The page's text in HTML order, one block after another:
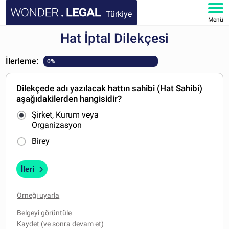
Türkiye
Menü
BELGELER
SSS
HESABIM
Hat İptal Dilekçesi
İlerleme: 0%
Dilekçede adı yazılacak hattın sahibi (Hat Sahibi)
aşağıdakilerden hangisidir?
Şirket, Kurum veya
Organizasyon
Birey
İleri
Örneği uyarla
Belgeyi görüntüle